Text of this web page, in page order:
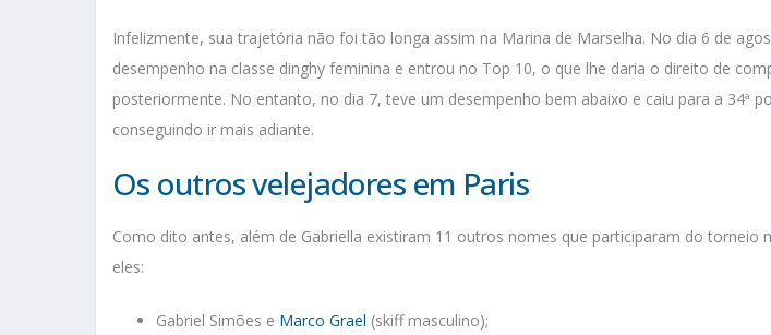
Infelizmente, sua trajetória não foi tão longa assim na Marina de Marselha. No dia 6 de
desempenho na classe dinghy feminina e entrou no Top 10, o que lhe daria o direito de
posteriormente. No entanto, no dia 7, teve um desempenho bem abaixo e caiu para a 34ª
conseguindo ir mais adiante.
Os outros velejadores em Paris
Como dito antes, além de Gabriella existiram 11 outros nomes que participaram do torneio
eles:
Gabriel Simões e Marco Grael (skiff masculino);